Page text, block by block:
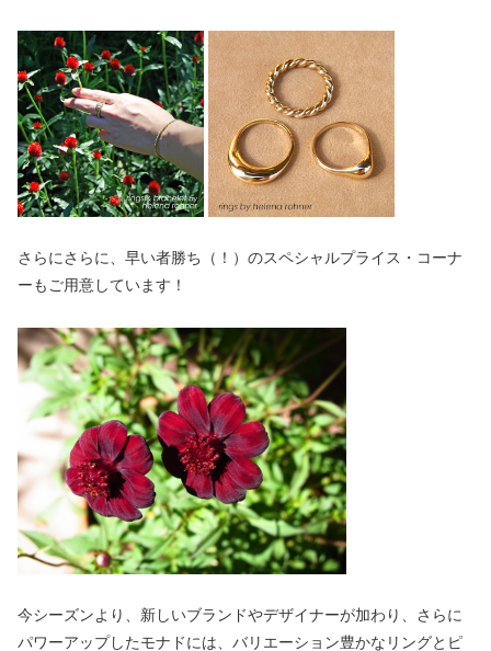
さらにさらに、早い者勝ち（！）のスペシャルプライス・コーナ
ーもご用意しています！
今シーズンより、新しいブランドやデザイナーが加わり、さらに
パワーアップしたモナドには、バリエーション豊かなリングとピ